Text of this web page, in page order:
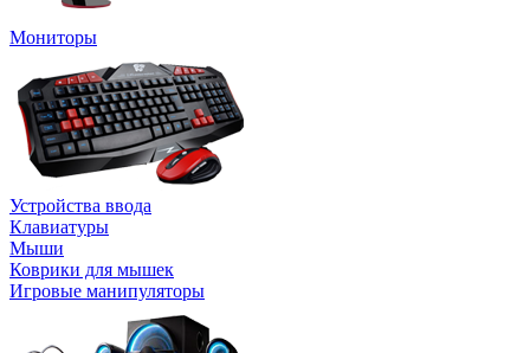
Мониторы
Устройства ввода
Клавиатуры
Мыши
Коврики для мышек
Игровые манипуляторы